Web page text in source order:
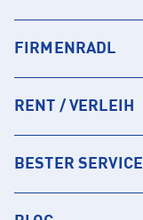
FIRMENRADL
RENT / VERLEIH
BESTER SERVICE